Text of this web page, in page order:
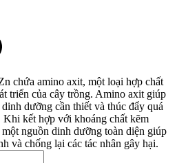
chứa amino axit, một loại hợp chất
triển của cây trồng. Amino axit giúp
dưỡng cần thiết và thúc đẩy quá
Khi kết hợp với khoáng chất kẽm
nguồn dinh dưỡng toàn diện giúp
và chống lại các tác nhân gây hại.